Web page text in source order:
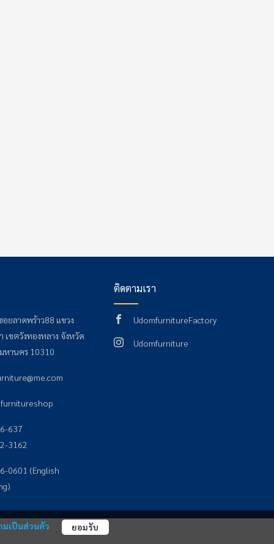
มเป็นส่วนตัว ยอมรับ
อยลาดพร้าว88 แขวง
เขตวังทองหลาง จังหวัด
หานคร 10310
637
3162
0601 (English
ติดตามเรา
UdomfurnitureFactory
Udomfurniture